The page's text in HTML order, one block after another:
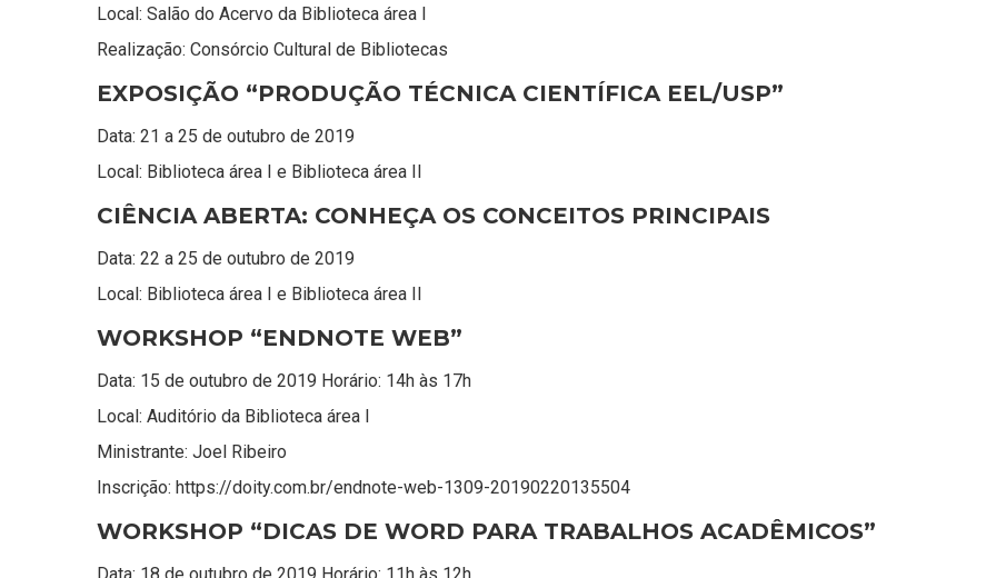
Local: Salão do Acervo da Biblioteca área I
Realização: Consórcio Cultural de Bibliotecas
EXPOSIÇÃO “PRODUÇÃO TÉCNICA CIENTÍFICA EEL/USP”
Data: 21 a 25 de outubro de 2019
Local: Biblioteca área I e Biblioteca área II
CIÊNCIA ABERTA: CONHEÇA OS CONCEITOS PRINCIPAIS
Data: 22 a 25 de outubro de 2019
Local: Biblioteca área I e Biblioteca área II
WORKSHOP “ENDNOTE WEB”
Data: 15 de outubro de 2019 Horário: 14h às 17h
Local: Auditório da Biblioteca área I
Ministrante: Joel Ribeiro
Inscrição: https://doity.com.br/endnote-web-1309-20190220135504
WORKSHOP “DICAS DE WORD PARA TRABALHOS ACADÊMICOS”